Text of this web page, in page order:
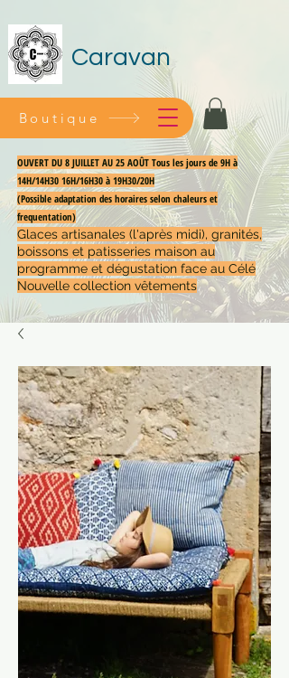
Caravan
OUVERT DU 8 JUILLET AU 25 AOÛT Tous les jours de 9H à
14H/14H30 16H/16H30 à 19H30/20H
(Possible adaptation des horaires selon chaleurs et
frequentation)
Glaces artisanales (l'après midi), granités,
boissons et patisseries maison au
programme et dégustation face au Célé
Nouvelle collection vêtements
Boutique